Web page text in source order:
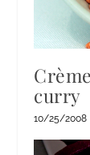
curry
10/25/2008